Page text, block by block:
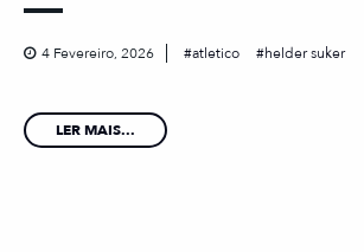
4 Fevereiro, 2026 atletico helder suker
LER MAIS...